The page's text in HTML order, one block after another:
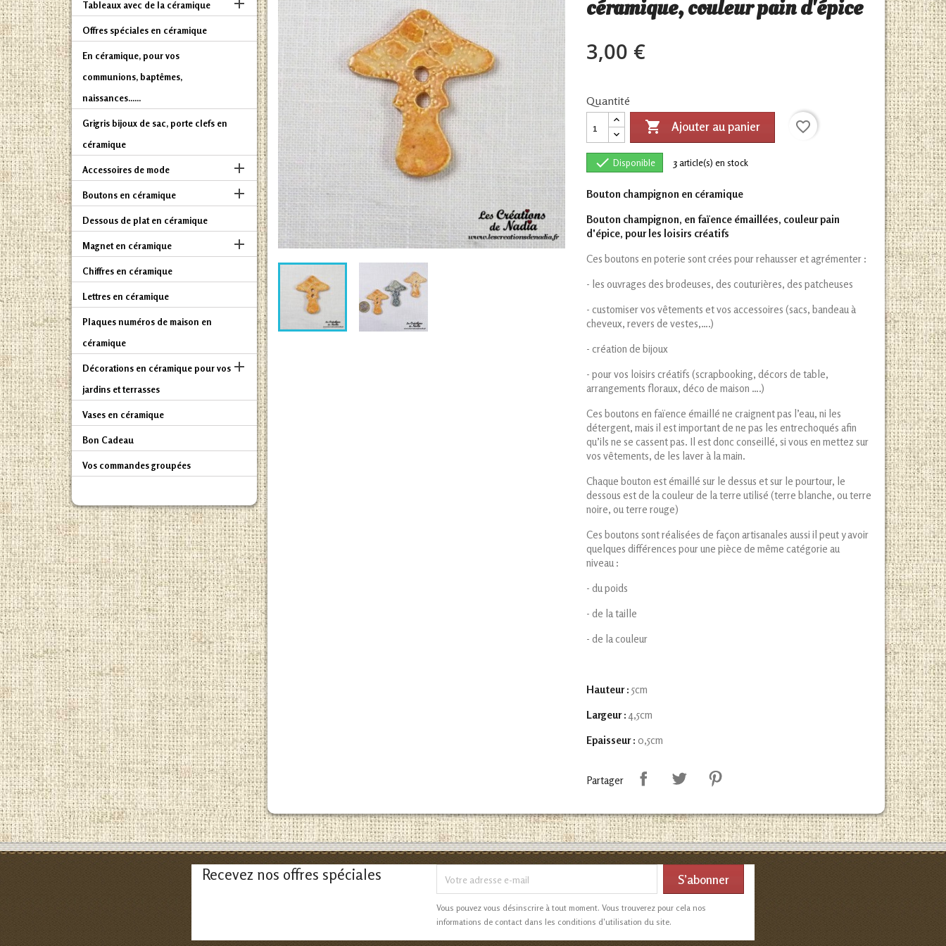
Tableaux avec de la céramique 
Offres spéciales en céramique
En céramique, pour vos
communions, baptêmes,
naissances......
Grigris bijoux de sac, porte clefs en
céramique
Accessoires de mode 
Boutons en céramique 
Dessous de plat en céramique
Magnet en céramique 
Chiffres en céramique
Lettres en céramique
Plaques numéros de maison en
céramique
Décorations en céramique pour vos
jardins et terrasses

Vases en céramique
Bon Cadeau
Vos commandes groupées
céramique, couleur pain d'épice
3,00 €
Quantité
 Ajouter au panier favorite_border
 Disponible 3article(s) en stock
Bouton champignon en céramique
Bouton champignon, en faïence émaillées, couleur pain
d'épice, pour les loisirs créatifs
Ces boutons en poterie sont crées pour rehausser et agrémenter :
- les ouvrages des brodeuses, des couturières, des patcheuses
- customiser vos vêtements et vos accessoires (sacs, bandeau à
cheveux, revers de vestes,….)
- création de bijoux
- pour vos loisirs créatifs (scrapbooking, décors de table,
arrangements floraux, déco de maison ….)
Ces boutons en faïence émaillé ne craignent pas l’eau, ni les
détergent, mais il est important de ne pas les entrechoqués afin
qu’ils ne se cassent pas. Il est donc conseillé, si vous en mettez sur
vos vêtements, de les laver à la main.
Chaque bouton est émaillé sur le dessus et sur le pourtour, le
dessous est de la couleur de la terre utilisé (terre blanche, ou terre
noire, ou terre rouge)
Ces boutons sont réalisées de façon artisanales aussi il peut y avoir
quelques différences pour une pièce de même catégorie au
niveau :
- du poids
- de la taille
- de la couleur
Hauteur : 5cm
Largeur :4,5cm
Epaisseur : 0,5cm
Partager
Recevez nos offres spéciales
Vous pouvez vous désinscrire à tout moment. Vous trouverez pour cela nos
informations de contact dans les conditions d'utilisation du site.